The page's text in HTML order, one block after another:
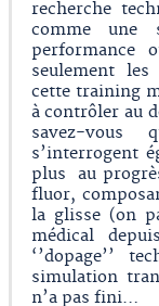
recherche
comme une
performance
seulement les
cette training
à contrôler au
savez-vous
s’interrogent
plus au
fluor,
la glisse (on
médical
‘’dopage’’
simulation
n’a pas fini…